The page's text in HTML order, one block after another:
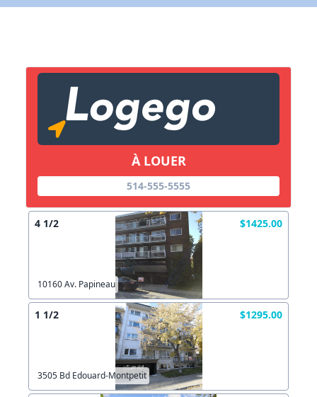
À LOUER
514-555-5555
4 1/2 $1425.00
10160 Av. Papineau
1 1/2 $1295.00
3505 Bd Edouard-Montpetit
Copier lien